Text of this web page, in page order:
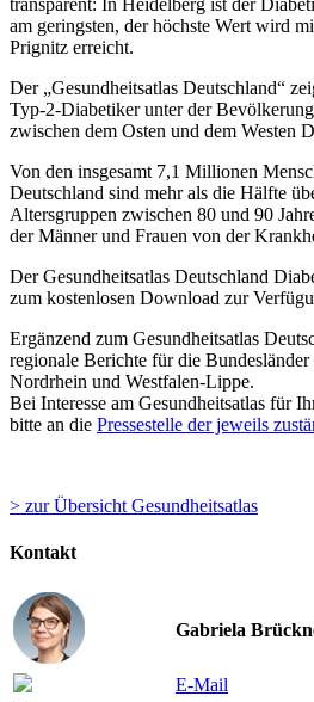
am geringsten, der höchste Wert wird
Prignitz erreicht.
Der „Gesundheitsatlas Deutschland“
Typ-2-Diabetiker unter der
zwischen dem Osten und dem Westen
Von den insgesamt 7,1 Millionen
Deutschland sind mehr als die Hälfte
Altersgruppen zwischen 80 und 90
der Männer und Frauen von der
Der Gesundheitsatlas Deutschland
zum kostenlosen Download zur
Ergänzend zum Gesundheitsatlas
regionale Berichte für die
Nordrhein und Westfalen-Lippe.
Bei Interesse am Gesundheitsatlas für
bitte an die Pressestelle der jeweils
> zur Übersicht Gesundheitsatlas
Kontakt
Gabriela
E-Mail